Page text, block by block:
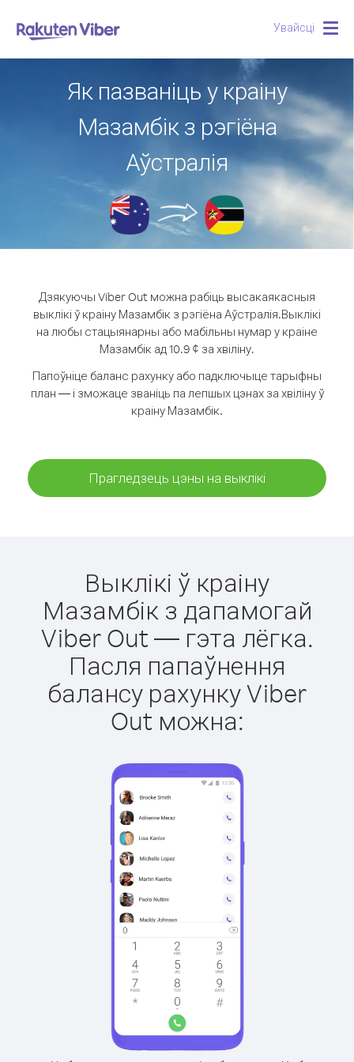
Увайсці
Як пазваніць у краіну
Мазамбік з рэгіёна
Аўстралія
Дзякуючы Viber Out можна рабіць высакаякасныя
выклікі ў краіну Мазамбік з рэгіёна Аўстралія.Выклікі
на любы стацыянарны або мабільны нумар у краіне
Мазамбік ад 10.9 ¢ за хвіліну.
Папоўніце баланс рахунку або падключыце тарыфны
план — і зможаце званіць па лепшых цэнах за хвіліну ў
краіну Мазамбік.
Прагледзець цэны на выклікі
Выклікі ў краіну
Мазамбік з дапамогай
Viber Out — гэта лёгка.
Пасля папаўнення
балансу рахунку Viber
Out можна: